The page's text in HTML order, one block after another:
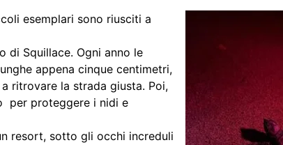
esemplari sono riusciti a
di Squillace. Ogni anno le
appena cinque centimetri,
ritrovare la strada giusta. Poi,
per proteggere i nidi e
resort, sotto gli occhi increduli